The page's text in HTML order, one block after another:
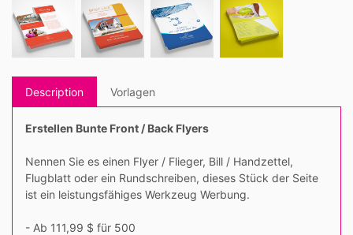
Description Vorlagen
Erstellen Bunte Front / Back Flyers
Nennen Sie es einen Flyer / Flieger, Bill / Handzettel,
Flugblatt oder ein Rundschreiben, dieses Stück der Seite
ist ein leistungsfähiges Werkzeug Werbung.
- Ab 111,99 $ für 500